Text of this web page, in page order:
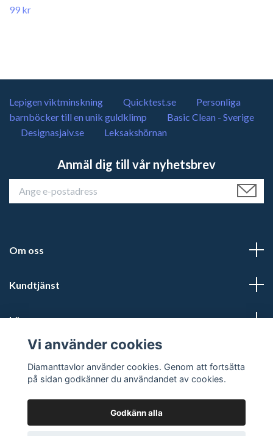
99 kr
Lepigen viktminskning Quicktest.se
Personliga
barnböcker till en unik guldklimp
Basic Clean - Sverige
Designasjalv.se
Leksakshörnan
Anmäl dig till vår nyhetsbrev
Om oss
Kundtjänst
Läs mer
Vi använder cookies
Diamanttavlor använder cookies. Genom att fortsätta
på sidan godkänner du användandet av cookies.
Godkänn alla